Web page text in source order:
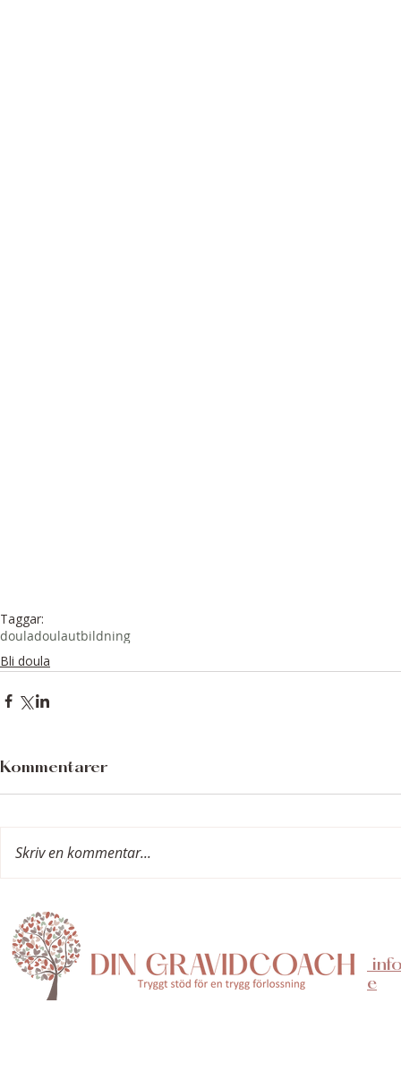
Taggar:
douladoulautbildning
Bli doula
Kommentarer
Skriv en kommentar...
e